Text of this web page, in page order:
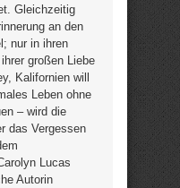
Gleichzeitig
an den
nur in ihren
großen Liebe
Kalifornien will
Leben ohne
– wird die
das Vergessen
Lucas
Autorin